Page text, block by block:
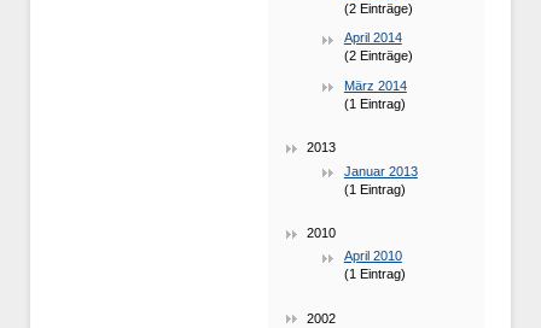
(2 Einträge)
April 2014
(2 Einträge)
März 2014
(1 Eintrag)
2013
Januar 2013
(1 Eintrag)
2010
April 2010
(1 Eintrag)
2002